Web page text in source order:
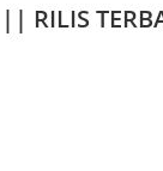
|| RILIS